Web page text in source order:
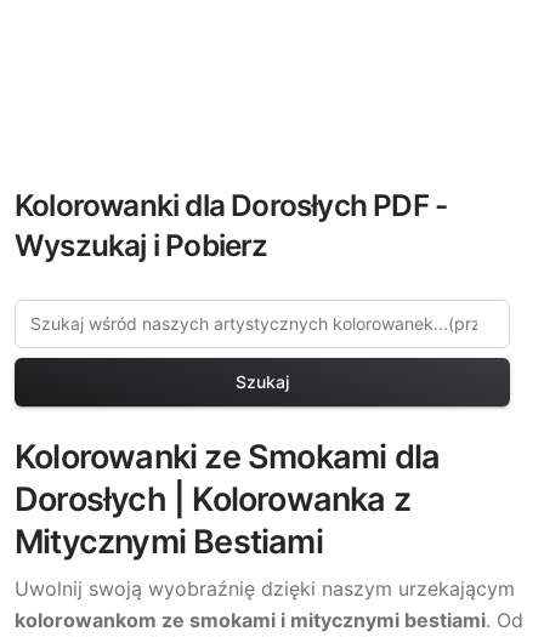
Kolorowanki dla Dorosłych PDF -
Wyszukaj i Pobierz
Szukaj
Kolorowanki ze Smokami dla
Dorosłych | Kolorowanka z
Mitycznymi Bestiami
Uwolnij swoją wyobraźnię dzięki naszym urzekającym
kolorowankom ze smokami i mitycznymi bestiami. Od